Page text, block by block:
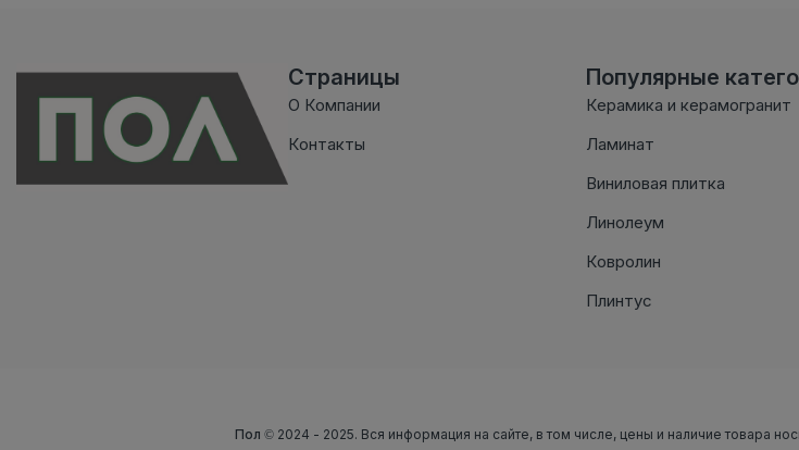
Страницы
О Компании
Контакты
Популярные
Керамика и керамогранит
Ламинат
Виниловая плитка
Линолеум
Ковролин
Плинтус
Пол © 2024 - 2025. Вся информация на сайте, в том числе, цены и наличие товара